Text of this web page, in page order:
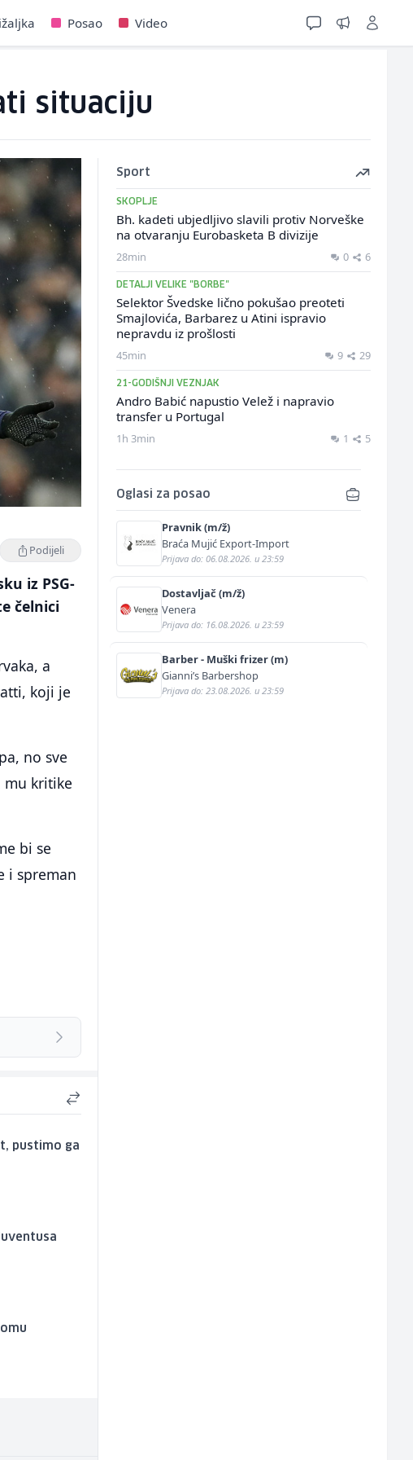
Posao Video
situaciju
Podijeli
iz PSG-
čelnici
a
koji je
no sve
mu kritike
bi se
i spreman
pustimo ga
Sport
SKOPLJE
Bh. kadeti ubjedljivo slavili protiv Norveške
na otvaranju Eurobasketa B divizije
28min 0 6
DETALJI VELIKE "BORBE"
Selektor Švedske lično pokušao preoteti
Smajlovića, Barbarez u Atini ispravio
nepravdu iz prošlosti
45min 9 29
21-GODIŠNJI VEZNJAK
Andro Babić napustio Velež i napravio
transfer u Portugal
1h 3min 1 5
Oglasi za posao
Pravnik (m/ž)
Braća Mujić Export-Import
Prijava do: 06.08.2026. u 23:59
Dostavljač (m/ž)
Venera
Prijava do: 16.08.2026. u 23:59
Barber - Muški frizer (m)
Gianni’s Barbershop
Prijava do: 23.08.2026. u 23:59